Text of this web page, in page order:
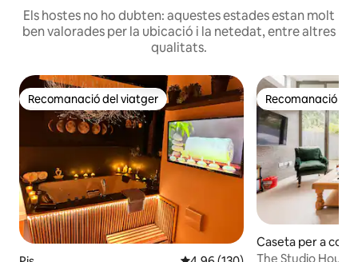
Els hostes no ho dubten: aquestes estades estan molt
ben valorades per la ubicació i la netedat, entre altres
qualitats.
Recomanació del viatger
Recomanació del viatger Recomanació
Recomanació
Caseta per a
The Studio House